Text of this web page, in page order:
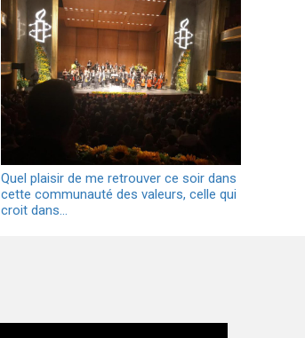
Quel plaisir de me retrouver ce soir dans
cette communauté des valeurs, celle qui
croit dans…